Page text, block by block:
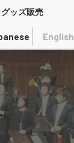
グッズ販売
English